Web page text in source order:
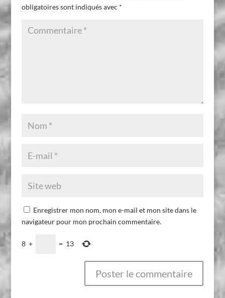
obligatoires sont indiqués avec *
Enregistrer mon nom, mon e-mail et mon site dans le
navigateur pour mon prochain commentaire.
8 + = 13